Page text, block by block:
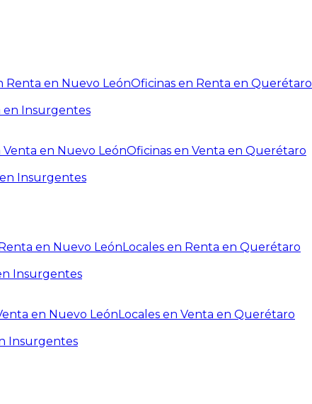
Renta en Nuevo LeónOficinas en Renta en Querétaro
en Insurgentes
Venta en Nuevo LeónOficinas en Venta en Querétaro
Insurgentes
en Nuevo LeónLocales en Renta en Querétaro
Insurgentes
en Nuevo LeónLocales en Venta en Querétaro
Insurgentes